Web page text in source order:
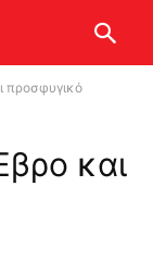
προσφυγικό
και